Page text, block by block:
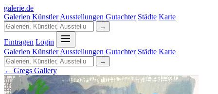
galerie.de
Galerien Künstler Ausstellungen Gutachter Städte Karte
→
Eintragen Login
Galerien Künstler Ausstellungen Gutachter Städte Karte
→
← Gregs Gallery